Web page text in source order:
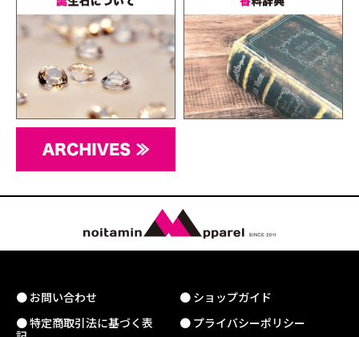
● お問い合わせ
● ショップガイド
● 特定商取引法に基づく表
● プライバシーポリシー